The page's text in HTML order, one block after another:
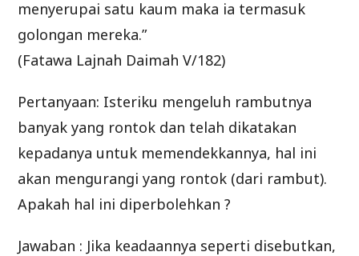
menyerupai satu kaum maka ia termasuk
golongan mereka.”
(Fatawa Lajnah Daimah V/182)
Pertanyaan: Isteriku mengeluh rambutnya
banyak yang rontok dan telah dikatakan
kepadanya untuk memendekkannya, hal ini
akan mengurangi yang rontok (dari rambut).
Apakah hal ini diperbolehkan ?
Jawaban : Jika keadaannya seperti disebutkan,